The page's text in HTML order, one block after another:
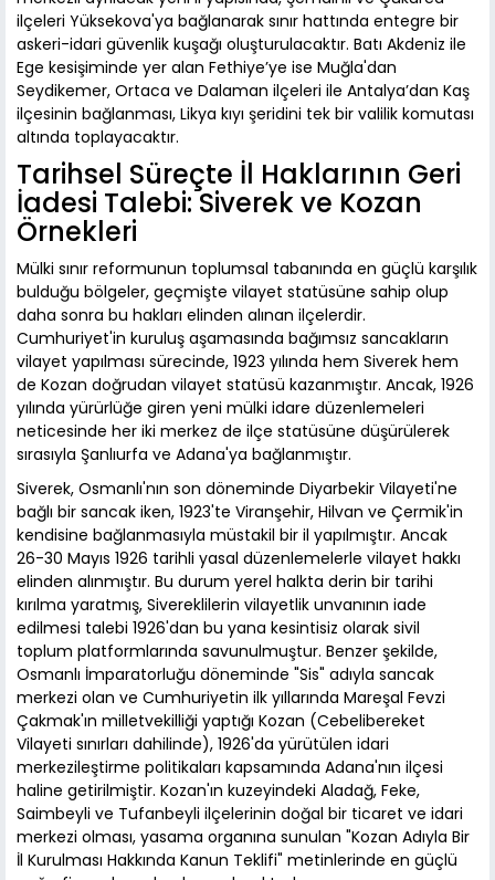
ilçeleri Yüksekova'ya bağlanarak sınır hattında entegre bir
askeri-idari güvenlik kuşağı oluşturulacaktır. Batı Akdeniz ile
Ege kesişiminde yer alan Fethiye’ye ise Muğla'dan
Seydikemer, Ortaca ve Dalaman ilçeleri ile Antalya’dan Kaş
ilçesinin bağlanması, Likya kıyı şeridini tek bir valilik komutası
altında toplayacaktır.
Tarihsel Süreçte İl Haklarının Geri
İadesi Talebi: Siverek ve Kozan
Örnekleri
Mülki sınır reformunun toplumsal tabanında en güçlü karşılık
bulduğu bölgeler, geçmişte vilayet statüsüne sahip olup
daha sonra bu hakları elinden alınan ilçelerdir.
Cumhuriyet'in kuruluş aşamasında bağımsız sancakların
vilayet yapılması sürecinde, 1923 yılında hem Siverek hem
de Kozan doğrudan vilayet statüsü kazanmıştır. Ancak, 1926
yılında yürürlüğe giren yeni mülki idare düzenlemeleri
neticesinde her iki merkez de ilçe statüsüne düşürülerek
sırasıyla Şanlıurfa ve Adana'ya bağlanmıştır.
Siverek, Osmanlı'nın son döneminde Diyarbekir Vilayeti'ne
bağlı bir sancak iken, 1923'te Viranşehir, Hilvan ve Çermik'in
kendisine bağlanmasıyla müstakil bir il yapılmıştır. Ancak
26-30 Mayıs 1926 tarihli yasal düzenlemelerle vilayet hakkı
elinden alınmıştır. Bu durum yerel halkta derin bir tarihi
kırılma yaratmış, Sivereklilerin vilayetlik unvanının iade
edilmesi talebi 1926'dan bu yana kesintisiz olarak sivil
toplum platformlarında savunulmuştur. Benzer şekilde,
Osmanlı İmparatorluğu döneminde "Sis" adıyla sancak
merkezi olan ve Cumhuriyetin ilk yıllarında Mareşal Fevzi
Çakmak'ın milletvekilliği yaptığı Kozan (Cebelibereket
Vilayeti sınırları dahilinde), 1926'da yürütülen idari
merkezileştirme politikaları kapsamında Adana'nın ilçesi
haline getirilmiştir. Kozan'ın kuzeyindeki Aladağ, Feke,
Saimbeyli ve Tufanbeyli ilçelerinin doğal bir ticaret ve idari
merkezi olması, yasama organına sunulan "Kozan Adıyla Bir
İl Kurulması Hakkında Kanun Teklifi" metinlerinde en güçlü